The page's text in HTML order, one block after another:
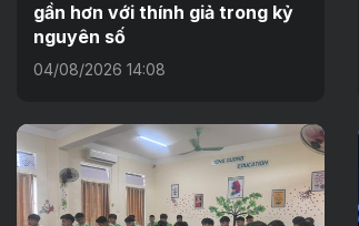
gần hơn với thính giả trong kỷ
nguyên số
04/08/2026 14:08